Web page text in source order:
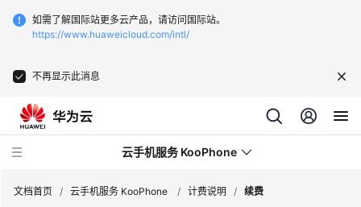
如需了解国际站更多云产品，请访问国际站。
https://www.huaweicloud.com/intl/
不再显示此消息
云手机服务 KooPhone
文档首页 / 云手机服务 KooPhone / 计费说明 / 续费